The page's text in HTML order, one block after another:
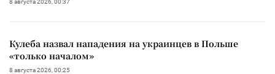
8 августа 2026, 00:37
Кулеба назвал нападения на украинцев в Польше
«только началом»
8 августа 2026, 00:25